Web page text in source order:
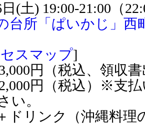
(土) 19:00-21:00（
台所「ぱいかじ」西
スマップ]
円（税込、領収
円（税込）※支払
い。
ドリンク（沖縄料理